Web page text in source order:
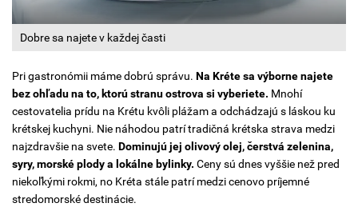
Dobre sa najete v každej časti
Pri gastronómii máme dobrú správu. Na Kréte sa výborne najete
bez ohľadu na to, ktorú stranu ostrova si vyberiete. Mnohí
cestovatelia prídu na Krétu kvôli plážam a odchádzajú s láskou ku
krétskej kuchyni. Nie náhodou patrí tradičná krétska strava medzi
najzdravšie na svete. Dominujú jej olivový olej, čerstvá zelenina,
syry, morské plody a lokálne bylinky. Ceny sú dnes vyššie než pred
niekoľkými rokmi, no Kréta stále patrí medzi cenovo príjemné
stredomorské destinácie.